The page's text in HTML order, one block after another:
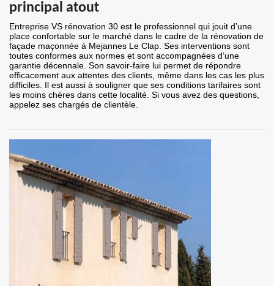
principal atout
Entreprise VS rénovation 30 est le professionnel qui jouit d’une
place confortable sur le marché dans le cadre de la rénovation de
façade maçonnée à Mejannes Le Clap. Ses interventions sont
toutes conformes aux normes et sont accompagnées d’une
garantie décennale. Son savoir-faire lui permet de répondre
efficacement aux attentes des clients, même dans les cas les plus
difficiles. Il est aussi à souligner que ses conditions tarifaires sont
les moins chères dans cette localité. Si vous avez des questions,
appelez ses chargés de clientèle.